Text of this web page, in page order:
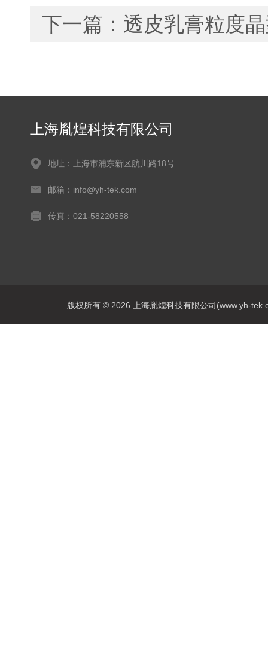
下一篇： 透皮乳膏粒度
上海胤煌科技有限公司
地址：上海市浦东新区航川路18号
邮箱：info@yh-tek.com
传真：021-58220558
版权所有 © 2026 上海胤煌科技有限公司(www.yh-